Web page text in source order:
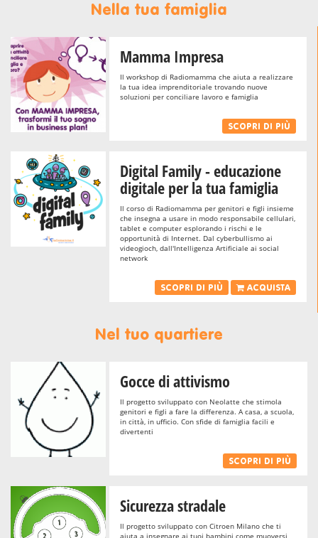
Nella tua famiglia
Mamma Impresa
Il workshop di Radiomamma che aiuta a realizzare
la tua idea imprenditoriale trovando nuove
soluzioni per conciliare lavoro e famiglia
SCOPRI DI PIÙ
Digital Family - educazione
digitale per la tua famiglia
Il corso di Radiomamma per genitori e figli insieme
che insegna a usare in modo responsabile cellulari,
tablet e computer esplorando i rischi e le
opportunità di Internet. Dal cyberbullismo ai
videogioch, dall'Intelligenza Artificiale ai social
network
SCOPRI DI PIÙ ACQUISTA
Nel tuo quartiere
Gocce di attivismo
Il progetto sviluppato con Neolatte che stimola
genitori e figli a fare la differenza. A casa, a scuola,
in città, in ufficio. Con sfide di famiglia facili e
divertenti
SCOPRI DI PIÙ
Sicurezza stradale
Il progetto sviluppato con Citroen Milano che ti
aiuta a insegnare ai tuoi bambini come muoversi